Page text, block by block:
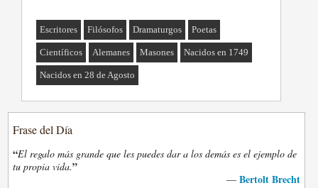
Escritores Filósofos Dramaturgos Poetas
Científicos Alemanes Masones Nacidos en 1749
Nacidos en 28 de Agosto
Frase del Día
“El regalo más grande que les puedes dar a los demás es el ejemplo de
tu propia vida.”
— Bertolt Brecht